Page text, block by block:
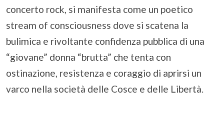
concerto rock, si manifesta come un poetico
stream of consciousness dove si scatena la
bulimica e rivoltante confidenza pubblica di una
“giovane” donna “brutta” che tenta con
ostinazione, resistenza e coraggio di aprirsi un
varco nella società delle Cosce e delle Libertà.